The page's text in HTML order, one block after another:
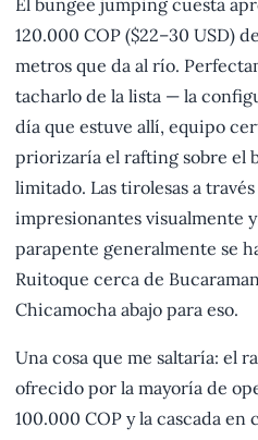
El bungee jumping cuesta
120.000 COP ($22–30 USD)
metros que da al río.
tacharlo de la lista — la
día que estuve allí, equipo
priorizaría el rafting sobre el
limitado. Las tirolesas a
impresionantes visualmente
parapente generalmente se
Ruitoque cerca de
Chicamocha abajo para eso.
Una cosa que me saltaría: el
ofrecido por la mayoría de
100.000 COP y la cascada